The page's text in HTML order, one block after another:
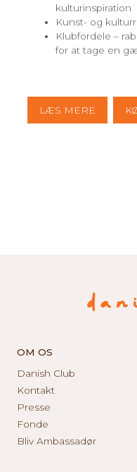
kulturinspiration
Kunst- og
Klubfordele –
for at tage en
LÆS MERE
OM OS
Danish Club
Kontakt
Presse
Fonde
Bliv Ambassadør